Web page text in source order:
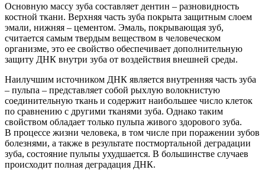
Основную массу зуба составляет дентин – разновидность
костной ткани. Верхняя часть зуба покрыта защитным слоем
эмали, нижняя – цементом. Эмаль, покрывающая зуб,
считается самым твердым веществом в человеческом
организме, это ее свойство обеспечивает дополнительную
защиту ДНК внутри зуба от воздействия внешней среды.
Наилучшим источником ДНК является внутренняя часть зуба
– пульпа – представляет собой рыхлую волокнистую
соединительную ткань и содержит наибольшее число клеток
по сравнению с другими тканями зуба. Однако таким
свойством обладает только пульпа живого здорового зуба.
В процессе жизни человека, в том числе при поражении зубов
болезнями, а также в результате постмортальной деградации
зуба, состояние пульпы ухудшается. В большинстве случаев
происходит полная деградация ДНК.